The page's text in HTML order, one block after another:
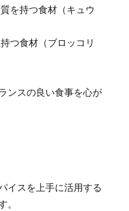
を持つ食材（キュウ
つ食材（ブロッコリ
ンスの良い食事を心が
イスを上手に活用する
。